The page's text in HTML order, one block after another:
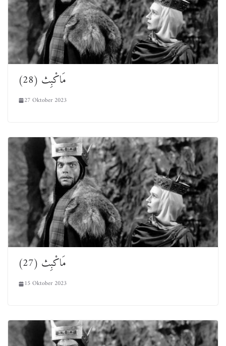
(28) مَاكْبِث
27 Oktober 2023
(27) مَاكْبِث
15 Oktober 2023